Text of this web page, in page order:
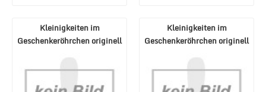
Kleinigkeiten im
Geschenkeröhrchen originell
Kleinigkeiten im
Geschenkeröhrchen originell